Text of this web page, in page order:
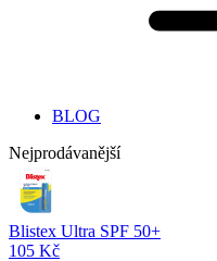
BLOG
Nejprodávanější
Blistex Ultra SPF 50+
105 Kč